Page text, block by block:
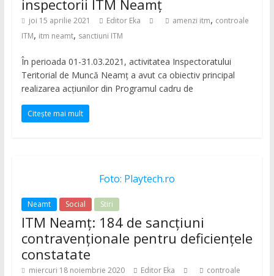
inspectorii ITM Neamț
joi 15 aprilie 2021 Editor Eka amenzi itm, controale
ITM, itm neamt, sanctiuni ITM
În perioada 01-31.03.2021, activitatea Inspectoratului
Teritorial de Muncă Neamţ a avut ca obiectiv principal
realizarea acţiunilor din Programul cadru de
Citește mai mult
Foto: Playtech.ro
Neamt Social Stiri
ITM Neamț: 184 de sancțiuni
contravenționale pentru deficiențele
constatate
miercuri 18 noiembrie 2020 Editor Eka
controale